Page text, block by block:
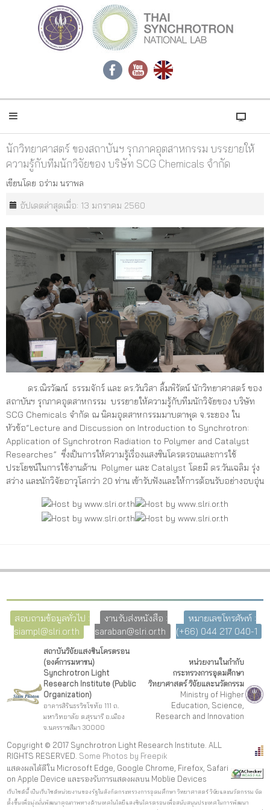
นักวิทยาศาสตร์ ของสถาบันฯ รุกภาคอุตสาหกรรม บรรยายให้
ความรู้กับทีมนักวิจัยของ บริษัท SCG Chemicals จำกัด
เขียนโดย อร่าม นราพล
อัปเดตล่าสุดเมื่อ: 13 มกราคม 2560
ดร.ณิรวัฒน์ ธรรมจักร์ และ ดร.วันวิสา ลิ้มพิรัตน์ นักวิทยาศาสตร์ ของ
สถาบันฯ รุกภาคอุตสาหกรรม บรรยายให้ความรู้กับทีมนักวิจัยของ บริษัท
SCG Chemicals จำกัด ณ นิคมอุตสาหกรรมมาบตาพุด จ.ระยอง ใน
หัวข้อ“Lecture and Discussion on Introduction to Synchrotron:
Application of Synchrotron Radiation to Polymer and Catalyst
Researches” ซึ่งเป็นการให้ความรู้เรื่องแสงซินโครตรอนและการใช้
ประโยชน์ในการใช้งานด้าน Polymer และ Catalyst โดยมี ดร.วันเฉลิม รุ่ง
สว่าง และนักวิจัยอาวุโสกว่า 20 ท่าน เข้ารับฟังและให้การต้อนรับอย่างอบอุ่น
สอบถามข้อมูลทั่วไป :
siampl@slri.or.th
งานรับส่งหนังสือ :
saraban@slri.or.th
หมายเลขโทรศัพท์ :
(+66) 044 217 040-1
สถาบันวิจัยแสงซินโครตรอน
(องค์การมหาชน)
Synchrotron Light
Research Institute (Public
Organization)
อาคารสิรินธรวิชโชทัย 111 ถ.
มหาวิทยาลัย ต.สุรนารี อ.เมือง
จ.นครราชสีมา 30000
หน่วยงานในกำกับ
กระทรวงการอุดมศึกษา
วิทยาศาสตร์ วิจัยและนวัตกรรม
Ministry of Higher
Education, Science,
Research and Innovation
Copyright © 2017 Synchrotron Light Research Institute. ALL
RIGHTS RESERVED. Some Photos by Freepik
แสดงผลได้ดีใน Microsoft Edge, Google Chrome, Firefox, Safari
on Apple Device และรองรับการแสดงผลบน Moblie Devices
เว็บไซต์นี้ เป็นเว็บไซต์หน่วยงานของรัฐในสังกัดกระทรวงการอุดมศึกษา วิทยาศาสตร์ วิจัยและนวัตกรรม จัด
ตั้งขึ้นเพื่อมุ่งมั่นพัฒนาคุณภาพทางด้านเทคโนโลยีแสงซินโครตรอนเพื่อสนับสนุนประเทศในการพัฒนา